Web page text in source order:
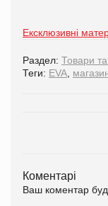
Ексклюзивні
Раздел: Товари
Теги: EVA
Коментарі
Ваш коментар